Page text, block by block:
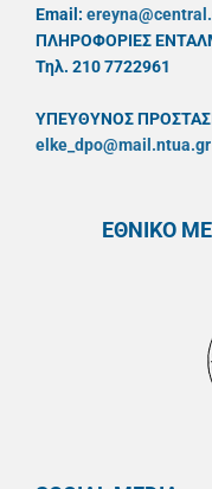
Email:
ΠΛΗΡΟΦΟΡΙΕΣ
Τηλ. 210 7722961
ΥΠΕΥΘYΝΟΣ
elke_dpo@mail.ntua.gr
ΕΘΝΙΚΟ